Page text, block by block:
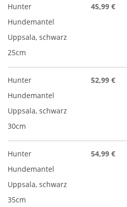
Hunter
Hundemantel
Uppsala, schwarz
25cm
45,99 €
Hunter
Hundemantel
Uppsala, schwarz
30cm
52,99 €
Hunter
Hundemantel
Uppsala, schwarz
35cm
54,99 €